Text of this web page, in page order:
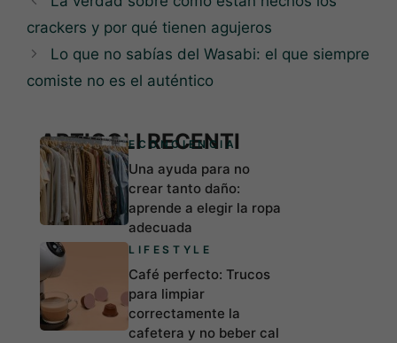
crackers y por qué tienen agujeros
Lo que no sabías del Wasabi: el que siempre
comiste no es el auténtico
ARTICOLI RECENTI
ECONCIENCIA
Una ayuda para no
crear tanto daño:
aprende a elegir la ropa
adecuada
LIFESTYLE
Café perfecto: Trucos
para limpiar
correctamente la
cafetera y no beber cal